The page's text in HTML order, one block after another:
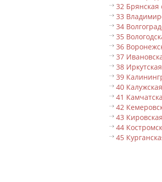
32 Брянская
33
34
35
36
37
38
39
40
41
42
43
44
45